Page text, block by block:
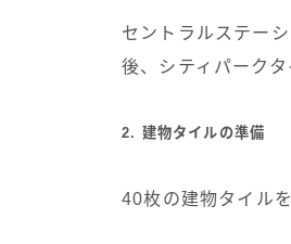
セントラルステー
後、シティパーク
2. 建物タイルの準備
40枚の建物タイル